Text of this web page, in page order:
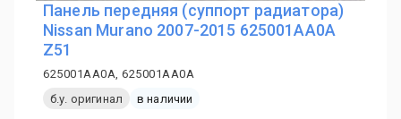
Панель передняя (суппорт радиатора)
Nissan Murano 2007-2015 625001AA0A
Z51
625001AA0A, 625001AA0A
б.у. оригинал
в наличии